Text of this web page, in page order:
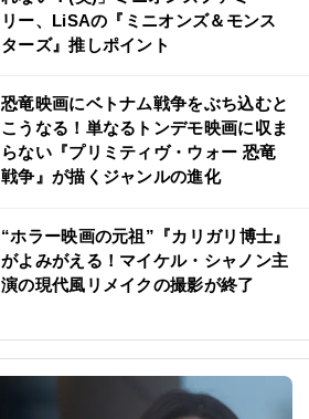
リー、LiSAの『ミニオンズ＆モンス
ターズ』推しポイント
恐竜映画にベトナム戦争をぶち込むと
こうなる！単なるトンデモ映画に収ま
らない『プリミティヴ・ウォー 恐竜
戦争』が描くジャンルの進化
“ホラー映画の元祖”『カリガリ博士』
がよみがえる！マイケル・シャノン主
演の現代風リメイクの撮影が終了